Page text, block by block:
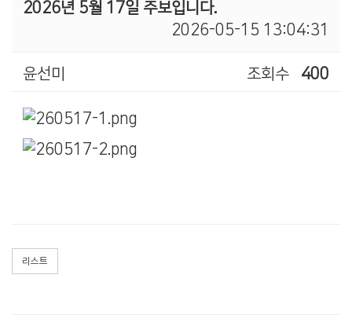
2026년 5월 17일 주보입니다.
2026-05-15 13:04:31
윤선미 조회수 400
리스트